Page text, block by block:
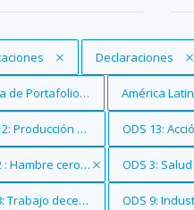
filtro Eliminar filtro
Declaraciones
filtro
de Portafolios GlobalesEliminar filtro
América
sostenibles
filtro
Producción y consumoEliminar filtro
ODS 13:
filtro
: Hambre cero Eliminar filtro
ODS 3:
filtro
Trabajo decente y crecimiento
Eliminar filtro
ODS 9: